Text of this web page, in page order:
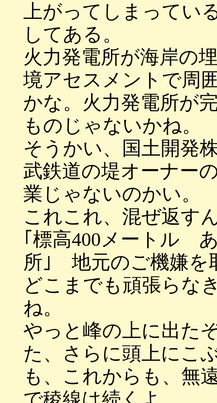
上がってしまってい
してある。
火力発電所が海岸の
境アセスメントで周
かな。火力発電所が
ものじゃないかね。
そうかい、国土開発
武鉄道の堤オーナー
業じゃないのかい。
これこれ、混ぜ返す
｢標高400メートル
所｣ 地元のご機嫌を
どこまでも頑張らな
ね。
やっと峰の上に出た
た、さらに頭上にこ
も、これからも、無